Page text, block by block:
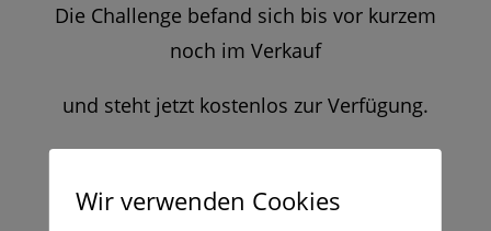
Die Challenge befand sich bis vor kurzem
noch im Verkauf
und steht jetzt kostenlos zur Verfügung.
Webseite eintragen:
Wir verwenden Cookies